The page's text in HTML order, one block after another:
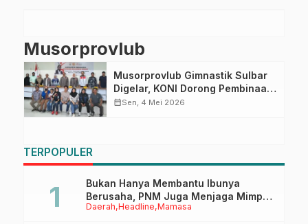
Musorprovlub
Musorprovlub Gimnastik Sulbar
Digelar, KONI Dorong Pembinaan
Atlet Berprestasi
calendar_monthSen, 4 Mei 2026
TERPOPULER
Daerah Headline Mamasa
Bukan Hanya Membantu Ibunya
Berusaha, PNM Juga Menjaga Mimpi
Anaknya Untuk Menggapai Cita-Cita